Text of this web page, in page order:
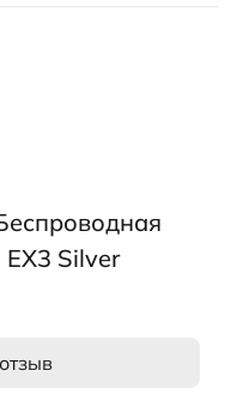
Silver